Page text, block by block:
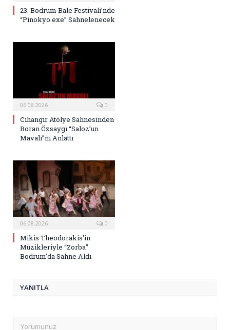
23. Bodrum Bale Festivali’nde
“Pinokyo.exe” Sahnelenecek
06.08.2026 0
Cihangir Atölye Sahnesinden
Boran Özsaygı “Saloz’un
Mavalı”nı Anlattı
06.08.2026 0
Mikis Theodorakis’in
Müzikleriyle “Zorba”
Bodrum’da Sahne Aldı
YANITLA